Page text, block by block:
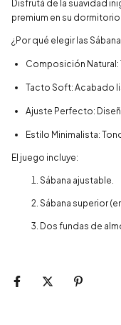
Disfrutá de la suavidad
premium en su dormitorio.
¿Por qué elegir las
Composición Natural:
Tacto Soft: Acabado
Ajuste Perfecto:
Estilo Minimalista:
El juego incluye:
Sábana ajustable.
Sábana superior
Dos fundas de